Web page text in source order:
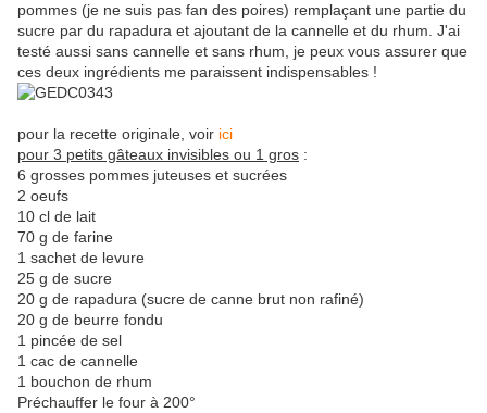
pommes (je ne suis pas fan des poires) remplaçant une partie du
sucre par du rapadura et ajoutant de la cannelle et du rhum. J'ai
testé aussi sans cannelle et sans rhum, je peux vous assurer que
ces deux ingrédients me paraissent indispensables !
pour la recette originale, voir ici
pour 3 petits gâteaux invisibles ou 1 gros :
6 grosses pommes juteuses et sucrées
2 oeufs
10 cl de lait
70 g de farine
1 sachet de levure
25 g de sucre
20 g de rapadura (sucre de canne brut non rafiné)
20 g de beurre fondu
1 pincée de sel
1 cac de cannelle
1 bouchon de rhum
Préchauffer le four à 200°